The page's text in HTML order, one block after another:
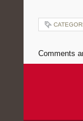
Comments